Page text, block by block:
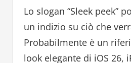
Lo slogan “Sleek peek”
un indizio su ciò che
Probabilmente è un
look elegante di iOS 26,